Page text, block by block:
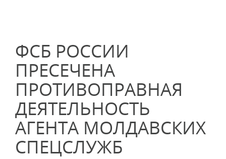
ФСБ РОССИИ
ПРЕСЕЧЕНА
ПРОТИВОПРАВНАЯ
ДЕЯТЕЛЬНОСТЬ
АГЕНТА МОЛДАВСКИХ
СПЕЦСЛУЖБ